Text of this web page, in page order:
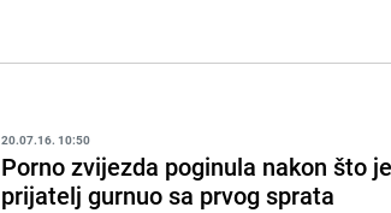
20.07.16. 10:50
Porno zvijezda poginula nakon što je
prijatelj gurnuo sa prvog sprata